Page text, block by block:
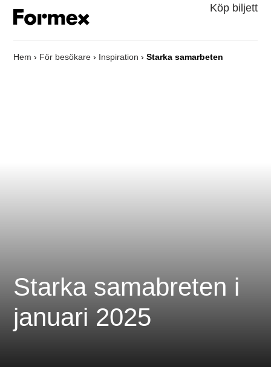
Köp biljett
Hem › För besökare › Inspiration ›Starka samarbeten
Starka samabreten i
januari 2025